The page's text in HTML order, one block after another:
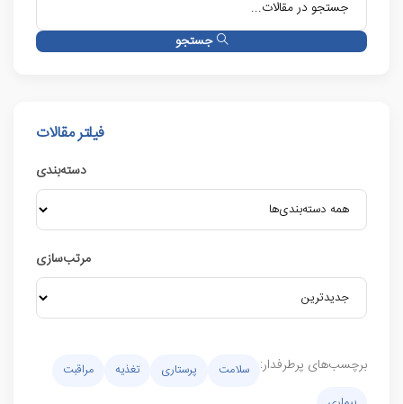
جستجو
فیلتر مقالات
دسته‌بندی
مرتب‌سازی
برچسب‌های پرطرفدار: سلامت پرستاری تغذیه
مراقبت